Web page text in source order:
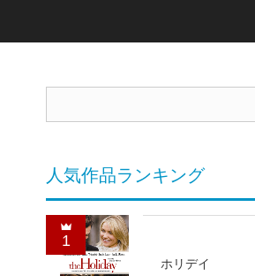
人気作品ランキング
1
ホリデイ